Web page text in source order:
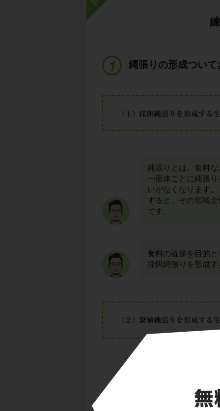
縄張りの形成ついて
縄張りとは、食料
一個体ごとに縄張
いがなくなります。
すると、その領域
です。
食料の確保を目的
採餌縄張りを形成
繁殖縄張りを形成